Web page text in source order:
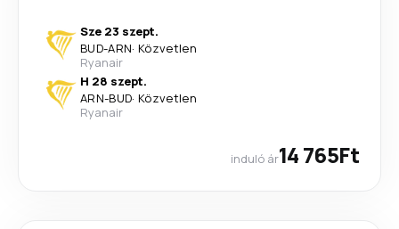
Sze 23 szept.
BUD-ARN· Közvetlen
Ryanair
H 28 szept.
ARN-BUD· Közvetlen
Ryanair
induló ár14 765Ft